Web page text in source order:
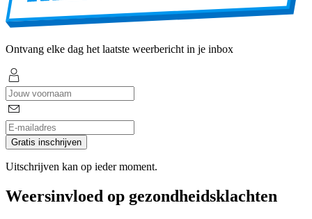
Ontvang elke dag het laatste weerbericht in je inbox
Gratis inschrijven
Uitschrijven kan op ieder moment.
Weersinvloed op gezondheidsklachten